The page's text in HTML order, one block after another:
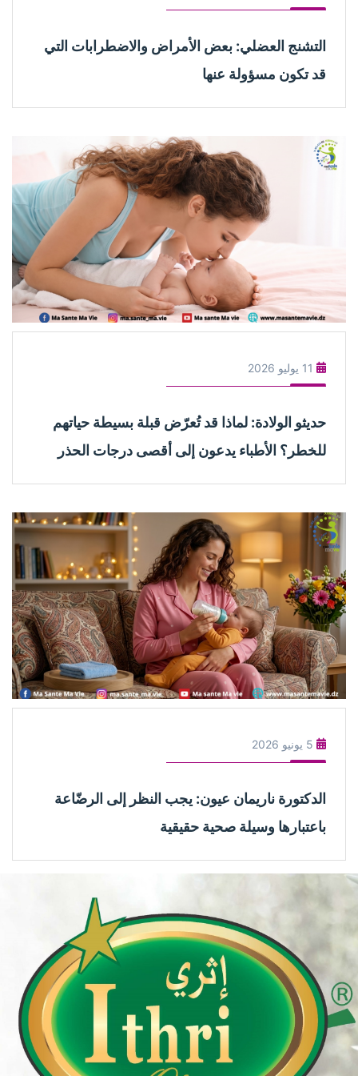
التشنج العضلي: بعض الأمراض والاضطرابات التي
قد تكون مسؤولة عنها
11 يوليو 2026
حديثو الولادة: لماذا قد تُعرّض قبلة بسيطة حياتهم
للخطر؟ الأطباء يدعون إلى أقصى درجات الحذر
5 يونيو 2026
الدكتورة ناريمان عيون: يجب النظر إلى الرضّاعة
باعتبارها وسيلة صحية حقيقية